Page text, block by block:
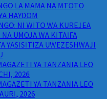
LA MAMA NA MTOTO
HAYDOM
NI WITO WA KUREJEA
UMOJA WA KITAIFA
YASISITIZA UWEZESHWAJI
YA TANZANIA LEO
2026
YA TANZANIA LEO
2026